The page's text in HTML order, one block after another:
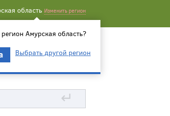
область Изменить регион
Амурская область?
Выбрать другой регион
↵